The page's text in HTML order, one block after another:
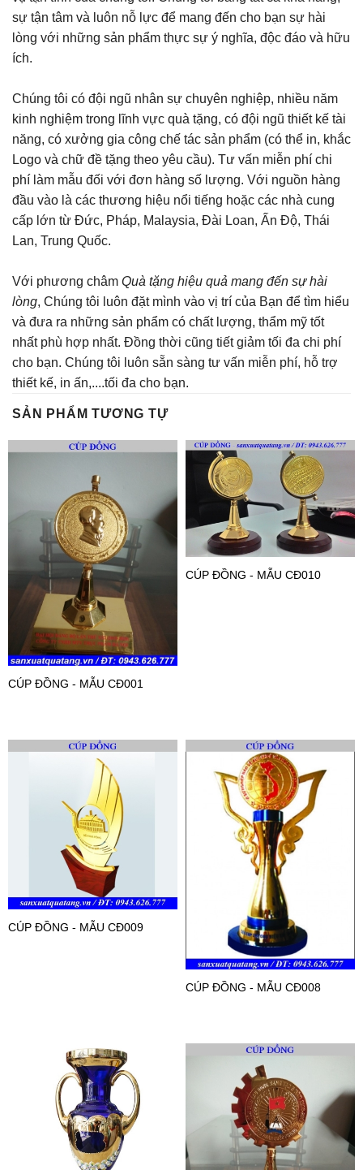
sự tận tâm và luôn nỗ lực để mang đến cho bạn sự hài
lòng với những sản phẩm thực sự ý nghĩa, độc đáo và hữu
ích.
Chúng tôi có đội ngũ nhân sự chuyên nghiệp, nhiều năm
kinh nghiệm trong lĩnh vực quà tặng, có đội ngũ thiết kế tài
năng, có xưởng gia công chế tác sản phẩm (có thể in, khắc
Logo và chữ đề tặng theo yêu cầu). Tư vấn miễn phí chi
phí làm mẫu đối với đơn hàng số lượng. Với nguồn hàng
đầu vào là các thương hiệu nổi tiếng hoặc các nhà cung
cấp lớn từ Đức, Pháp, Malaysia, Đài Loan, Ấn Độ, Thái
Lan, Trung Quốc.
Với phương châm Quà tặng hiệu quả mang đến sự hài
lòng, Chúng tôi luôn đặt mình vào vị trí của Bạn để tìm hiểu
và đưa ra những sản phẩm có chất lượng, thẩm mỹ tốt
nhất phù hợp nhất. Đồng thời cũng tiết giảm tối đa chi phí
cho bạn. Chúng tôi luôn sẵn sàng tư vấn miễn phí, hỗ trợ
thiết kế, in ấn,....tối đa cho bạn.
SẢN PHẨM TƯƠNG TỰ
CÚP ĐỒNG - MẪU CĐ001
CÚP ĐỒNG - MẪU CĐ010
CÚP ĐỒNG - MẪU CĐ009
CÚP ĐỒNG - MẪU CĐ008